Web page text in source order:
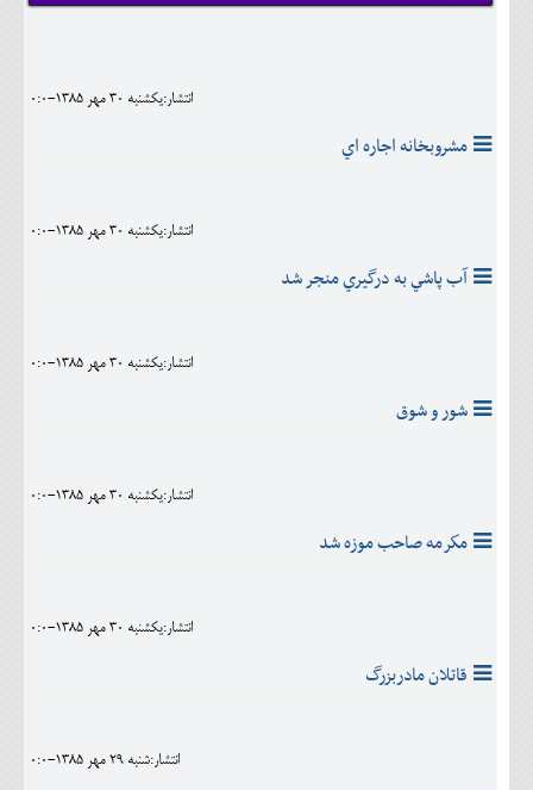
وبلاگ
کلینیک
انتشار:يکشنبه 30 مهر 1385-0:0
مشروبخانه اجاره اي
انتشار:يکشنبه 30 مهر 1385-0:0
آب پاشي به درگيري منجر شد
انتشار:يکشنبه 30 مهر 1385-0:0
شور و شوق
انتشار:يکشنبه 30 مهر 1385-0:0
مكرمه صاحب موزه شد
انتشار:يکشنبه 30 مهر 1385-0:0
قاتلان مادربزرگ
انتشار:شنبه 29 مهر 1385-0:0